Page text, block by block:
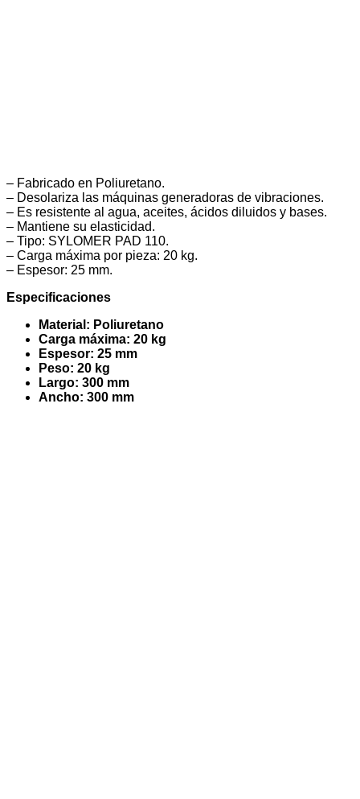
– Fabricado en Poliuretano.
– Desolariza las máquinas generadoras de vibraciones.
– Es resistente al agua, aceites, ácidos diluidos y bases.
– Mantiene su elasticidad.
– Tipo: SYLOMER PAD 110.
– Carga máxima por pieza: 20 kg.
– Espesor: 25 mm.
Especificaciones
Material: Poliuretano
Carga máxima: 20 kg
Espesor: 25 mm
Peso: 20 kg
Largo: 300 mm
Ancho: 300 mm